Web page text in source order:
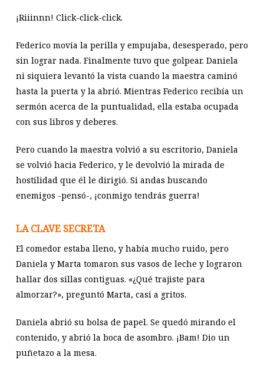
¡Riiinnn! Click-click-click.
Federico movía la perilla y empujaba, desesperado, pero
sin lograr nada. Finalmente tuvo que golpear. Daniela
ni siquiera levantó la vista cuando la maestra caminó
hasta la puerta y la abrió. Mientras Federico recibía un
sermón acerca de la puntualidad, ella estaba ocupada
con sus libros y deberes.
Pero cuando la maestra volvió a su escritorio, Daniela
se volvió hacia Federico, y le devolvió la mirada de
hostilidad que él le dirigió. Si andas buscando
enemigos -pensó-, ¡conmigo tendrás guerra!
LA CLAVE SECRETA
El comedor estaba lleno, y había mucho ruido, pero
Daniela y Marta tomaron sus vasos de leche y lograron
hallar dos sillas contiguas. «¿Qué trajiste para
almorzar?», preguntó Marta, casi a gritos.
Daniela abrió su bolsa de papel. Se quedó mirando el
contenido, y abrió la boca de asombro. ¡Bam! Dio un
puñetazo a la mesa.